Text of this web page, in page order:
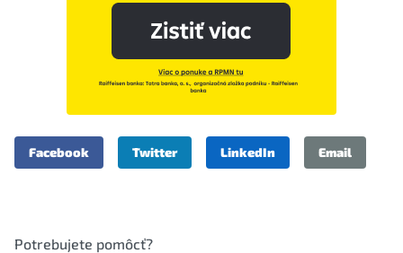
Facebook Twitter LinkedIn Email
Potrebujete pomôcť?